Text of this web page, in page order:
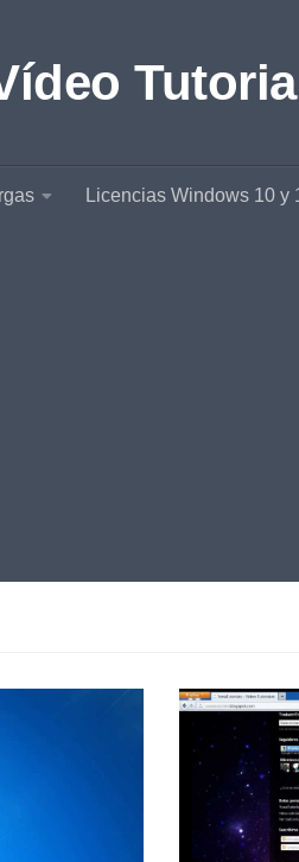
Licencias Windows 10 y